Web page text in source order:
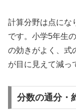
計算分野は点にな
です。小学5年生
の効きがよく、式
が目に見えて減っ
分数の通分・